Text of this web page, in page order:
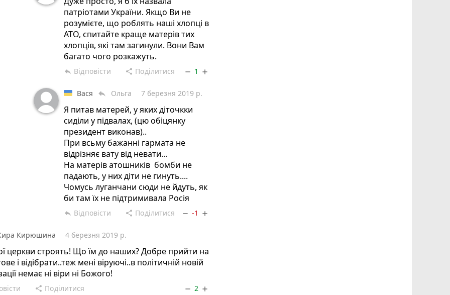
патріотами України. Якщо Ви не
розумієте, що роблять наші хлопці в
АТО, спитайте краще матерів тих
хлопців, які там загинули. Вони Вам
багато чого розкажуть.
reply Відповісти share Поділитися remove 1 add
Вася reply Ольга 7 березня 2019 р.
Я питав матерей, у яких діточкки
сиділи у підвалах, (цю обіцянку
президент виконав)..
При всьму бажанні гармата не
відрізняє вату від невати...
На матерів атошників бомби не
падають, у них діти не гинуть....
Чомусь луганчани сюди не йдуть, як
би там їх не підтримивала Росія
reply Відповісти share Поділитися remove -1 add
Кирюшина 4 березня 2019 р.
церкви строять! Що їм до наших? Добре прийти на
і відібрати..теж мені віруючі..в політичній новій
немає ні віри ні Божого!
share Поділитися remove 2 add